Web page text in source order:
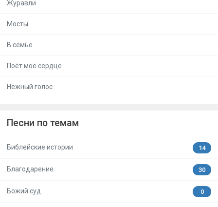
Журавли
Мосты
В семье
Поёт моё сердце
Нежный голос
Песни по темам
Библейские истории 14
Благодарение 30
Божий суд 0